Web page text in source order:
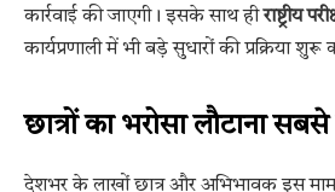
कार्रवाई की जाएगी। इसके साथ हीराष्ट्रीय
कार्यप्रणाली में भी बड़े सुधारों की प्रक्रिया शुरू
छात्रों का भरोसा लौटाना
देशभर के लाखों छात्र और अभिभावक इस